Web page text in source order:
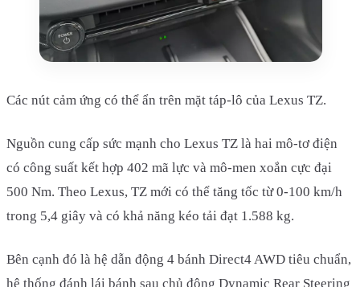
Các nút cảm ứng có thể ẩn trên mặt táp-lô của Lexus TZ.
Nguồn cung cấp sức mạnh cho Lexus TZ là hai mô-tơ điện
có công suất kết hợp 402 mã lực và mô-men xoắn cực đại
500 Nm. Theo Lexus, TZ mới có thể tăng tốc từ 0-100 km/h
trong 5,4 giây và có khả năng kéo tải đạt 1.588 kg.
Bên cạnh đó là hệ dẫn động 4 bánh Direct4 AWD tiêu chuẩn,
hệ thống đánh lái bánh sau chủ động Dynamic Rear Steering